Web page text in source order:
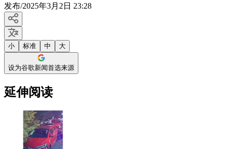
发布/2025年3月2日 23:28
小 标准 中 大
设为谷歌新闻首选来源
延伸阅读